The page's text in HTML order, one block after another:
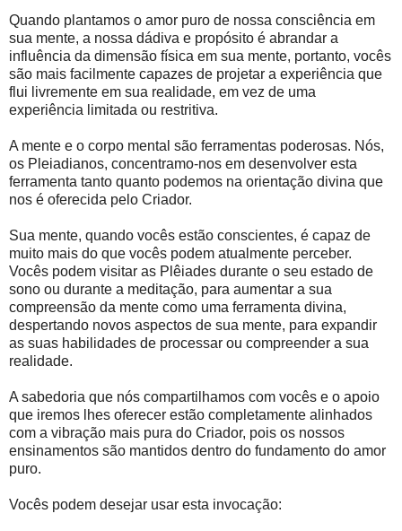
Quando plantamos o amor puro de nossa consciência em
sua mente, a nossa dádiva e propósito é abrandar a
influência da dimensão física em sua mente, portanto, vocês
são mais facilmente capazes de projetar a experiência que
flui livremente em sua realidade, em vez de uma
experiência limitada ou restritiva.
A mente e o corpo mental são ferramentas poderosas. Nós,
os Pleiadianos, concentramo-nos em desenvolver esta
ferramenta tanto quanto podemos na orientação divina que
nos é oferecida pelo Criador.
Sua mente, quando vocês estão conscientes, é capaz de
muito mais do que vocês podem atualmente perceber.
Vocês podem visitar as Plêiades durante o seu estado de
sono ou durante a meditação, para aumentar a sua
compreensão da mente como uma ferramenta divina,
despertando novos aspectos de sua mente, para expandir
as suas habilidades de processar ou compreender a sua
realidade.
A sabedoria que nós compartilhamos com vocês e o apoio
que iremos lhes oferecer estão completamente alinhados
com a vibração mais pura do Criador, pois os nossos
ensinamentos são mantidos dentro do fundamento do amor
puro.
Vocês podem desejar usar esta invocação: